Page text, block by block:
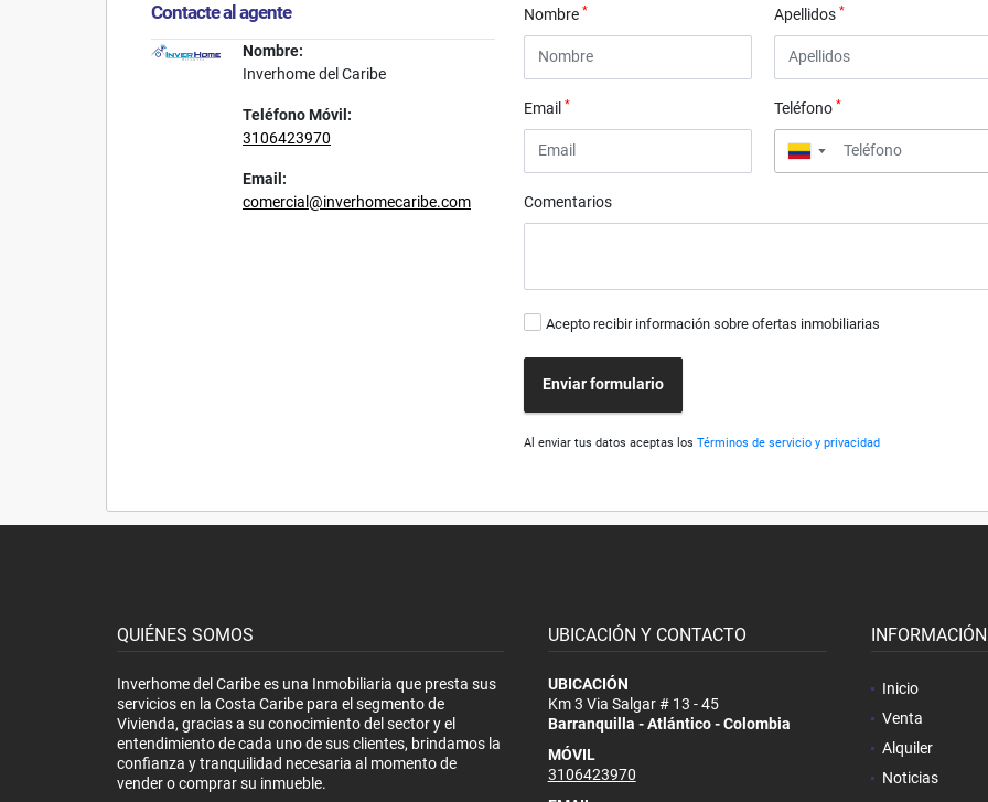
Contacte al agente
Nombre:
Inverhome del Caribe
Teléfono Móvil:
3106423970
Email:
comercial@inverhomecaribe.com
Nombre* Apellidos *
Email* Teléfono *
▼
Comentarios
Acepto recibir información sobre ofertas inmobiliarias
Enviar formulario
Al enviar tus datos aceptas losTérminos de servicio y privacidad
QUIÉNES SOMOS
Inverhome del Caribe es una Inmobiliaria que presta sus
servicios en la Costa Caribe para el segmento de
Vivienda, gracias a su conocimiento del sector y el
entendimiento de cada uno de sus clientes, brindamos la
confianza y tranquilidad necesaria al momento de
vender o comprar su inmueble.
UBICACIÓN Y CONTACTO
UBICACIÓN
Km 3 Via Salgar # 13 - 45
Barranquilla - Atlántico - Colombia
MÓVIL
3106423970
INFORMACIÓN
Inicio
Venta
Alquiler
Noticias